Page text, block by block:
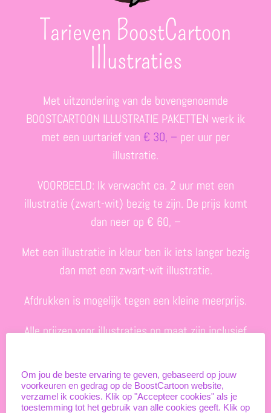
Tarieven BoostCartoon
Illustraties
Met uitzondering van de bovengenoemde
BOOSTCARTOON ILLUSTRATIE PAKETTEN werk ik
met een uurtarief van € 30, – per uur per
illustratie.
VOORBEELD: Ik verwacht ca. 2 uur met een
illustratie (zwart-wit) bezig te zijn. De prijs komt
dan neer op € 60, –
Met een illustratie in kleur ben ik iets langer bezig
dan met een zwart-wit illustratie.
Afdrukken is mogelijk tegen een kleine meerprijs.
Alle prijzen voor illustraties op maat zijn inclusief
Om jou de beste ervaring te geven, gebaseerd op jouw
voorkeuren en gedrag op de BoostCartoon website,
verzamel ik cookies. Klik op "Accepteer cookies" als je
toestemming tot het gebruik van alle cookies geeft. Klik op